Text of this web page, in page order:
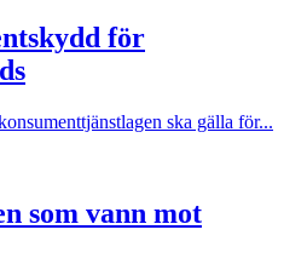
för
ska gälla för...
som vann mot